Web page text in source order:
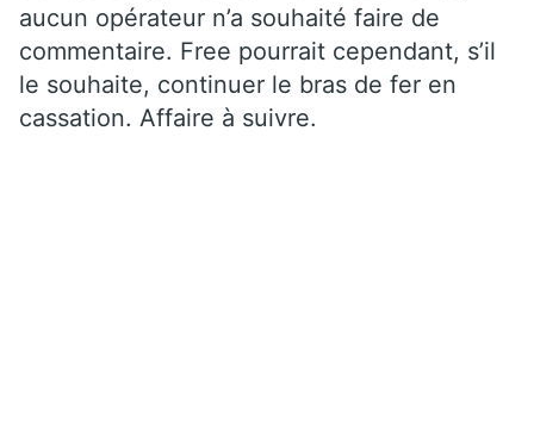
aucun opérateur n’a souhaité faire de
commentaire. Free pourrait cependant, s’il
le souhaite, continuer le bras de fer en
cassation. Affaire à suivre.